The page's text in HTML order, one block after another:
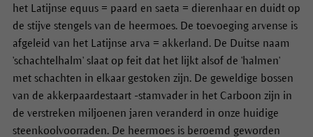
het Latijnse equus = paard en saeta = dierenhaar en duidt op
de stijve stengels van de heermoes. De toevoeging arvense is
afgeleid van het Latijnse arva = akkerland. De Duitse naam
'schachtelhalm' slaat op feit dat het lijkt alsof de 'halmen'
met schachten in elkaar gestoken zijn. De geweldige bossen
van de akkerpaardestaart -stamvader in het Carboon zijn in
de verstreken miljoenen jaren veranderd in onze huidige
steenkoolvoorraden. De heermoes is beroemd geworden